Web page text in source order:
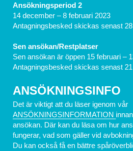
Ansökningsperiod 2
14 december – 8 februari 2023
Antagningsbesked skickas senast
Sen ansökan/Restplatser
Sen ansökan är öppen 15 februari –
Antagningsbesked skickas senast
ANSÖKNINGSINFO
ANSÖKNINGSINFORMATION
ansökan. Där kan du läsa om hur
fungerar, vad som gäller vid
Du kan också få en bättre